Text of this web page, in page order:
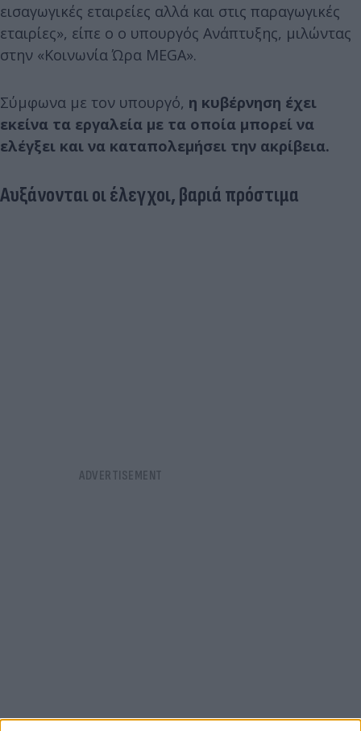
εισαγωγικές εταιρείες αλλά και στις παραγωγικές
εταιρίες», είπε ο o υπουργός Ανάπτυξης, μιλώντας
στην «Κοινωνία Ώρα MEGA».
Σύμφωνα με τον υπουργό, η κυβέρνηση έχει
εκείνα τα εργαλεία με τα οποία μπορεί να
ελέγξει και να καταπολεμήσει την ακρίβεια.
Αυξάνονται οι έλεγχοι, βαριά πρόστιμα